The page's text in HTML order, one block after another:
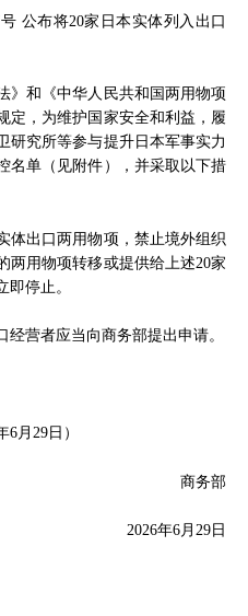
公布将20家日本实体列入出口
》和《中华人民共和国两用物项
定，为维护国家安全和利益，履
研究所等参与提升日本军事实力
名单（见附件），并采取以下措
体出口两用物项，禁止境外组织
两用物项转移或提供给上述20家
停止。
营者应当向商务部提出申请。
月29日）
商务部
2026年6月29日